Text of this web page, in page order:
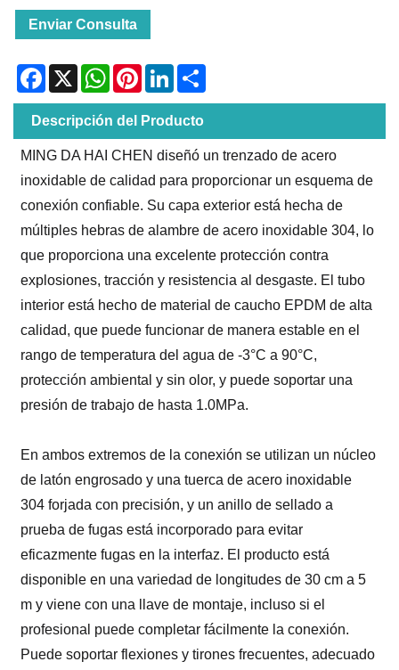
Enviar Consulta
Facebook
X WhatsAppPinterestLinkedIn
Descripción del Producto
MING DA HAI CHEN diseñó un trenzado de acero
inoxidable de calidad para proporcionar un esquema de
conexión confiable. Su capa exterior está hecha de
múltiples hebras de alambre de acero inoxidable 304, lo
que proporciona una excelente protección contra
explosiones, tracción y resistencia al desgaste. El tubo
interior está hecho de material de caucho EPDM de alta
calidad, que puede funcionar de manera estable en el
rango de temperatura del agua de -3°C a 90°C,
protección ambiental y sin olor, y puede soportar una
presión de trabajo de hasta 1.0MPa.
En ambos extremos de la conexión se utilizan un núcleo
de latón engrosado y una tuerca de acero inoxidable
304 forjada con precisión, y un anillo de sellado a
prueba de fugas está incorporado para evitar
eficazmente fugas en la interfaz. El producto está
disponible en una variedad de longitudes de 30 cm a 5
m y viene con una llave de montaje, incluso si el
profesional puede completar fácilmente la conexión.
Puede soportar flexiones y tirones frecuentes, adecuado